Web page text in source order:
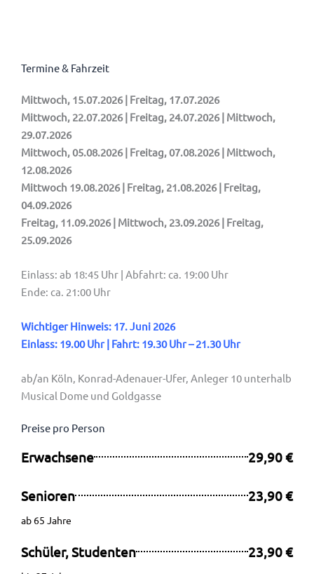
Termine & Fahrzeit
Mittwoch, 15.07.2026 | Freitag, 17.07.2026
Mittwoch, 22.07.2026 | Freitag, 24.07.2026 | Mittwoch,
29.07.2026
Mittwoch, 05.08.2026 | Freitag, 07.08.2026 | Mittwoch,
12.08.2026
Mittwoch 19.08.2026 | Freitag, 21.08.2026 | Freitag,
04.09.2026
Freitag, 11.09.2026 | Mittwoch, 23.09.2026 | Freitag,
25.09.2026
Einlass: ab 18:45 Uhr | Abfahrt: ca. 19:00 Uhr
Ende: ca. 21:00 Uhr
Wichtiger Hinweis: 17. Juni 2026
Einlass: 19.00 Uhr | Fahrt: 19.30 Uhr – 21.30 Uhr
ab/an Köln, Konrad-Adenauer-Ufer, Anleger 10 unterhalb
Musical Dome und Goldgasse
Preise pro Person
Erwachsene 29,90 €
Senioren 23,90 €
ab 65 Jahre
Schüler, Studenten 23,90 €